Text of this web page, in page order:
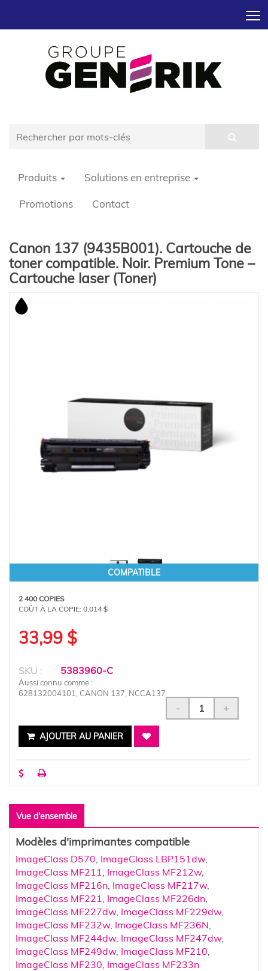
Produits Solutions en entreprise
Promotions Contact
Canon 137 (9435B001). Cartouche de
toner compatible. Noir. Premium Tone –
Cartouche laser (Toner)
COMPATIBLE
2 400 COPIES
COÛT À LA COPIE: 0,014 $
33,99 $
SKU : 5383960-C
Aussi connu comme :
628132004101, CANON 137, NCCA137
- +
AJOUTER AU PANIER
Vue d'ensemble
Modèles d'imprimantes compatible
ImageClass D570 ImageClass LBP151dw,
ImageClass MF211
ImageClass MF212w,
ImageClass MF216n ImageClass MF217w,
ImageClass MF221
ImageClass MF226dn
ImageClass MF227dw, ImageClass MF229dw,
ImageClass MF232w, ImageClass MF236N
ImageClass MF244dw, ImageClass MF247dw,
ImageClass MF249dw, ImageClass MF210
ImageClass MF230 ImageClass MF233n